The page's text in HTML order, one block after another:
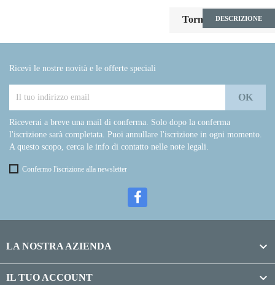
DESCRIZIONE
Torna all'inizio
Ricevi le nostre novità e le offerte speciali
Riceverai a breve una mail di conferma. Solo dopo la conferma
l'iscrizione sarà completata. Puoi annullare l'iscrizione in ogni momento.
A questo scopo, cerca le info di contatto nelle note legali.
Confermo l'iscrizione alla newsletter
LA NOSTRA AZIENDA 
IL TUO ACCOUNT 